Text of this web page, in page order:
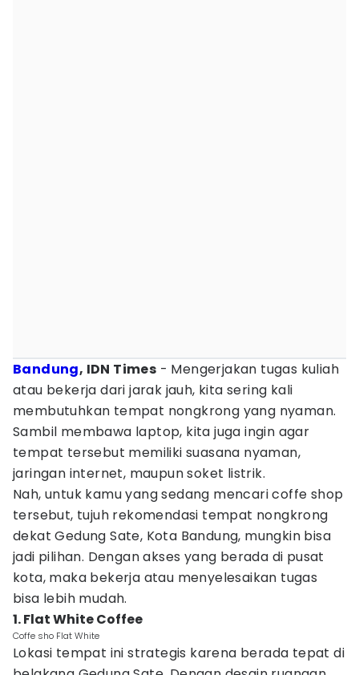
Bandung, IDN Times - Mengerjakan tugas kuliah
atau bekerja dari jarak jauh, kita sering kali
membutuhkan tempat nongkrong yang nyaman.
Sambil membawa laptop, kita juga ingin agar
tempat tersebut memiliki suasana nyaman,
jaringan internet, maupun soket listrik.
Nah, untuk kamu yang sedang mencari coffe shop
tersebut, tujuh rekomendasi tempat nongkrong
dekat Gedung Sate, Kota Bandung, mungkin bisa
jadi pilihan. Dengan akses yang berada di pusat
kota, maka bekerja atau menyelesaikan tugas
bisa lebih mudah.
1. Flat White Coffee
Coffe sho Flat White
Lokasi tempat ini strategis karena berada tepat di